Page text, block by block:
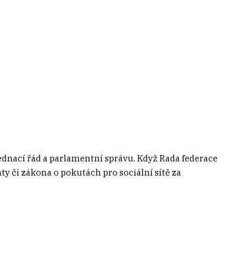
řád a parlamentní správu. Když Rada federace
či zákona o pokutách pro sociální sítě za